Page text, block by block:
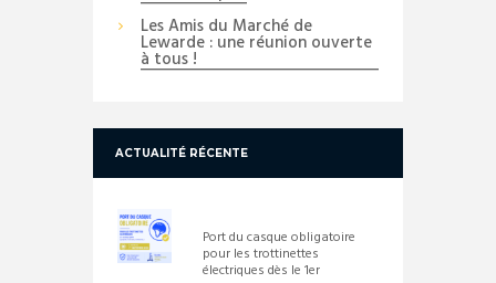
Les Amis du Marché de
Lewarde : une réunion ouverte
à tous !
ACTUALITÉ RÉCENTE
Port du casque obligatoire
pour les trottinettes
électriques dès le 1er